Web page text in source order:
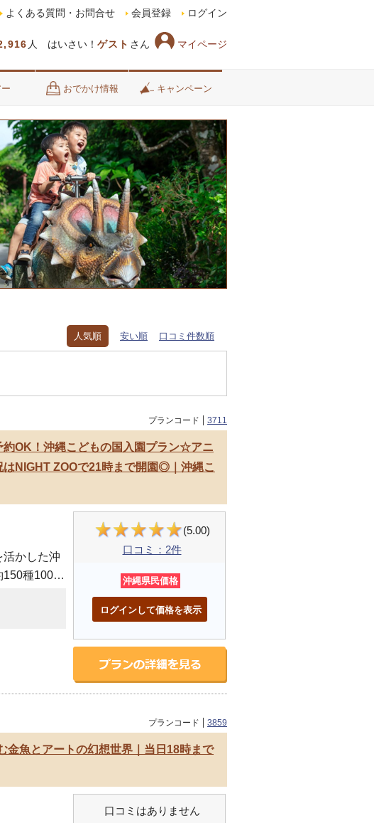
人 はいさい！ ゲスト さん マイページ
よくある質問・お問合せ 会員登録 ログイン
おでかけ情報 キャンペーン
人気順 安い順 口コミ件数順
プランコード 3711
約OK！沖縄こどもの国入園プラン☆アニ
NIGHT ZOOで21時まで開園◎｜沖縄こ
かした沖
150種1000
かいない
(5.00)
口コミ：2件
沖縄県民価格
ログインして価格を表示
プランコード 3859
金魚とアートの幻想世界｜当日18時まで
口コミはありません